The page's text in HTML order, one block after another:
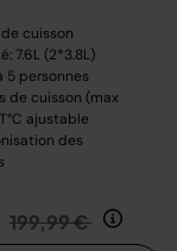
cuisson
7.6L (2*3.8L)
5 personnes
de cuisson (max
ajustable
des
Prix réduit de
199,99 € au